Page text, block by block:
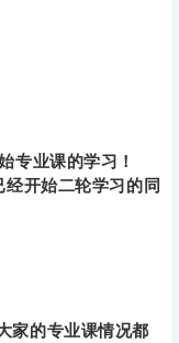
专业课的学习！
开始二轮学习的同
家的专业课情况都